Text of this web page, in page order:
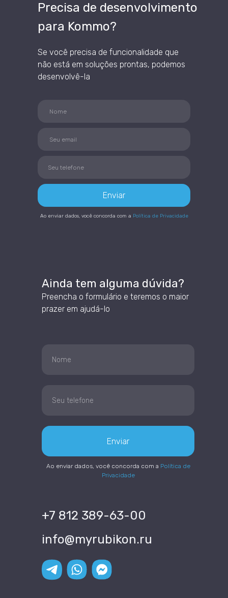
Precisa de desenvolvimento
para Kommo?
Se você precisa de funcionalidade que
não está em soluções prontas, podemos
desenvolvê-la
Enviar
Ao enviar dados, você concorda com a Política de Privacidade
Ainda tem alguma dúvida?
Preencha o formulário e teremos o maior
prazer em ajudá-lo
+7 812 389-63-00
info@myrubikon.ru
Enviar
Ao enviar dados, você concorda com a Política de
Privacidade